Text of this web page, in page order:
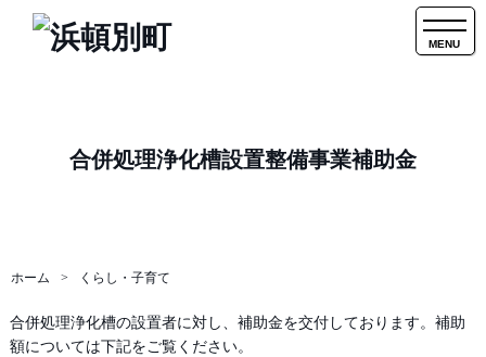
MENU
合併処理浄化槽設置整備事業補助金
ホーム くらし・子育て
合併処理浄化槽の設置者に対し、補助金を交付しております。補助
額については下記をご覧ください。